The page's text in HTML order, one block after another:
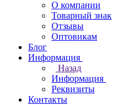
О компании
Товарный знак
Отзывы
Оптовикам
Блог
Информация
Назад
Информация
Реквизиты
Контакты